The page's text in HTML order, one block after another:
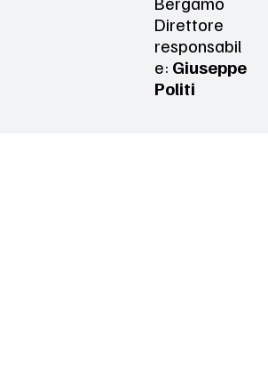
Direttore
responsabil
e: Giuseppe
Politi